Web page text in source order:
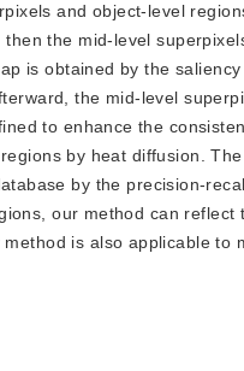
and object-level
the mid-level
is obtained by the
the mid-level
to enhance the
by heat diffusion.
by the precision-
our method can reflect
is also applicable to